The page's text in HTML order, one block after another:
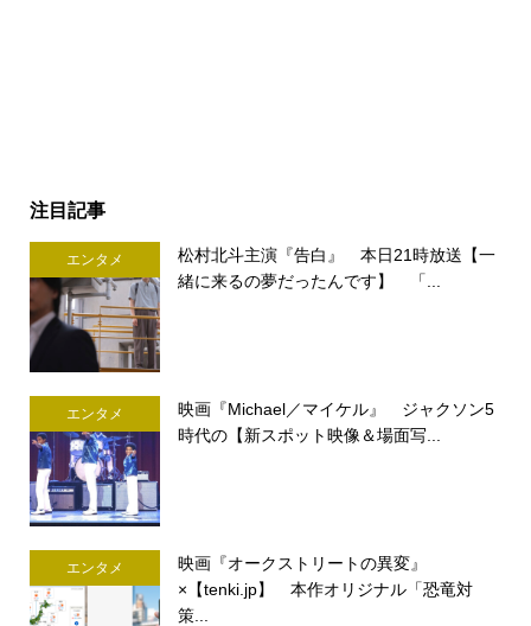
注目記事
エンタメ
松村北斗主演『告白』 本日21時放送【一
緒に来るの夢だったんです】 「...
エンタメ
映画『Michael／マイケル』 ジャクソン5
時代の【新スポット映像＆場面写...
エンタメ
映画『オークストリートの異変』
×【tenki.jp】 本作オリジナル「恐竜対
策...